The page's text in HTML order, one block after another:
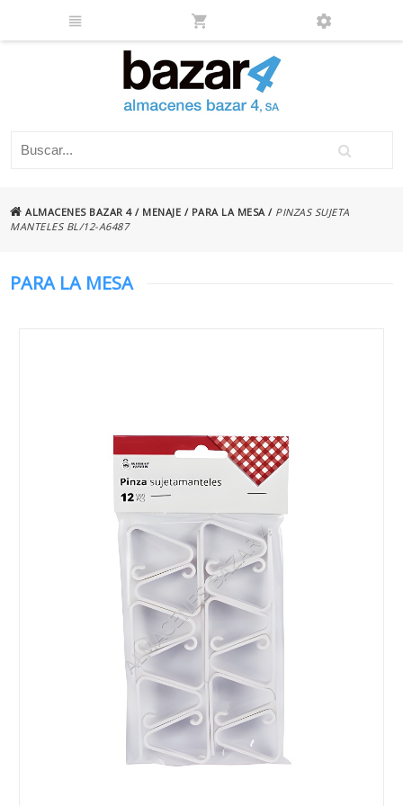
ALMACENES BAZAR 4/ MENAJE / PARA LA MESA / PINZAS SUJETA
MANTELES BL/12-A6487
PARA LA MESA